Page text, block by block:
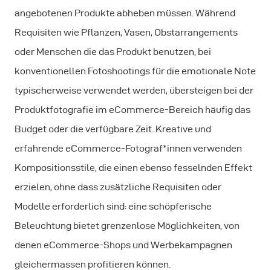
angebotenen Produkte abheben müssen. Während
Requisiten wie Pflanzen, Vasen, Obstarrangements
oder Menschen die das Produkt benutzen, bei
konventionellen Fotoshootings für die emotionale Note
typischerweise verwendet werden, übersteigen bei der
Produktfotografie im eCommerce-Bereich häufig das
Budget oder die verfügbare Zeit. Kreative und
erfahrende eCommerce-Fotograf*innen verwenden
Kompositionsstile, die einen ebenso fesselnden Effekt
erzielen, ohne dass zusätzliche Requisiten oder
Modelle erforderlich sind: eine schöpferische
Beleuchtung bietet grenzenlose Möglichkeiten, von
denen eCommerce-Shops und Werbekampagnen
gleichermassen profitieren können.